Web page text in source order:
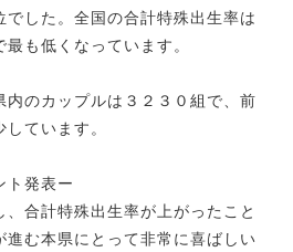
でした。全国の合計特殊出生率は
も低くなっています。
内のカップルは３２３０組で、前
ています。
ト発表ー
合計特殊出生率が上がったこと
進む本県にとって非常に喜ばしい